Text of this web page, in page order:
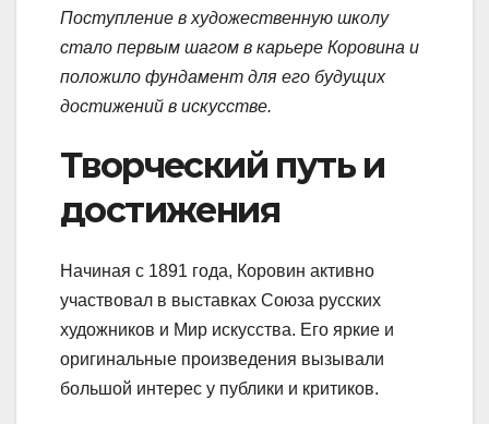
Поступление в художественную школу
стало первым шагом в карьере Коровина и
положило фундамент для его будущих
достижений в искусстве.
Творческий путь и
достижения
Начиная с 1891 года, Коровин активно
участвовал в выставках Союза русских
художников и Мир искусства. Его яркие и
оригинальные произведения вызывали
большой интерес у публики и критиков.